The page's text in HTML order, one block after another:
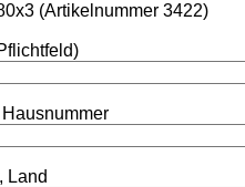
(Artikelnummer 3422)
Land